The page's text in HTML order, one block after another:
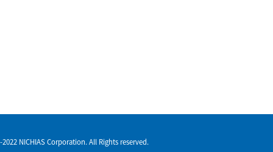
NICHIAS Corporation. All Rights reserved.